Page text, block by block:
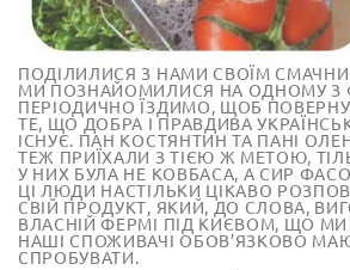
ПОДІЛИЛИСЯ З НАМИ СВОЇМ
МИ ПОЗНАЙОМИЛИСЯ НА ОДНОМУ З
ПЕРІОДИЧНО ЇЗДИМО, ЩОБ
ТЕ, ЩО ДОБРА І ПРАВДИВА
ІСНУЄ. ПАН КОСТЯНТИН ТА ПАНІ
ТЕЖ ПРИЇХАЛИ З ТІЄЮ Ж МЕТОЮ,
У НИХ БУЛА НЕ КОВБАСА, А СИР
ЦІ ЛЮДИ НАСТІЛЬКИ ЦІКАВО
СВІЙ ПРОДУКТ, ЯКИЙ, ДО СЛОВА,
ВЛАСНІЙ ФЕРМІ ПІД КИЄВОМ, ЩО
НАШІ СПОЖИВАЧІ ОБОВ’ЯЗКОВО
СПРОБУВАТИ.